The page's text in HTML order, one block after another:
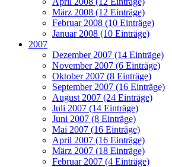
März 2008 (12 Einträge)
Februar 2008 (10 Einträge)
Januar 2008 (10 Einträge)
2007
Dezember 2007 (14 Einträge)
November 2007 (6 Einträge)
Oktober 2007 (8 Einträge)
September 2007 (16 Einträge)
August 2007 (24 Einträge)
Juli 2007 (14 Einträge)
Juni 2007 (8 Einträge)
Mai 2007 (16 Einträge)
April 2007 (16 Einträge)
März 2007 (18 Einträge)
Februar 2007 (4 Einträge)